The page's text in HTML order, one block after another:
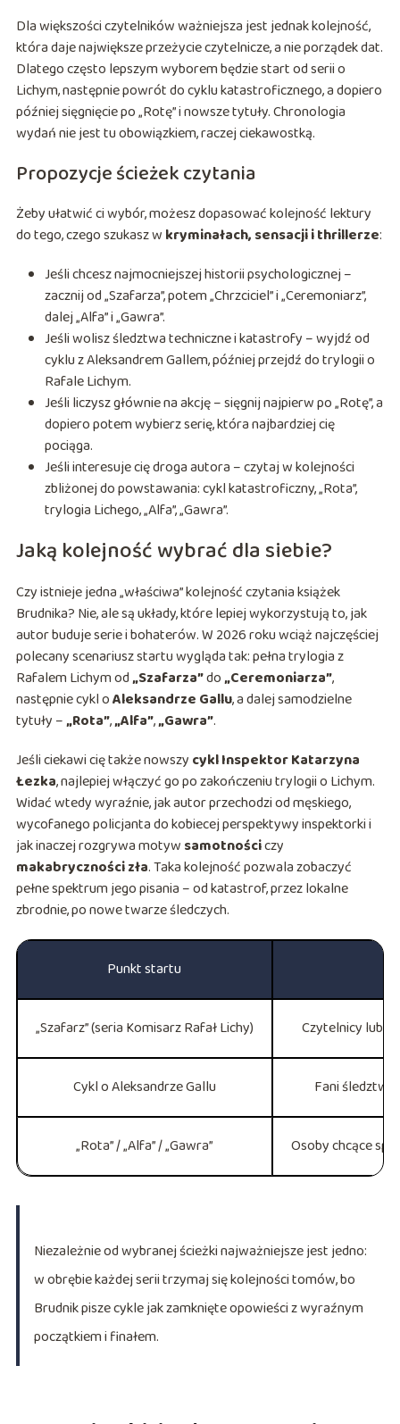
Dla większości czytelników ważniejsza jest jednak kolejność,
która daje największe przeżycie czytelnicze, a nie porządek dat.
Dlatego często lepszym wyborem będzie start od serii o
Lichym, następnie powrót do cyklu katastroficznego, a dopiero
później sięgnięcie po „Rotę” i nowsze tytuły. Chronologia
wydań nie jest tu obowiązkiem, raczej ciekawostką.
Propozycje ścieżek czytania
Żeby ułatwić ci wybór, możesz dopasować kolejność lektury
do tego, czego szukasz w kryminałach, sensacji i thrillerze:
Jeśli chcesz najmocniejszej historii psychologicznej –
zacznij od „Szafarza”, potem „Chrzciciel” i „Ceremoniarz”,
dalej „Alfa” i „Gawra”.
Jeśli wolisz śledztwa techniczne i katastrofy – wyjdź od
cyklu z Aleksandrem Gallem, później przejdź do trylogii o
Rafale Lichym.
Jeśli liczysz głównie na akcję – sięgnij najpierw po „Rotę”, a
dopiero potem wybierz serię, która najbardziej cię
pociąga.
Jeśli interesuje cię droga autora – czytaj w kolejności
zbliżonej do powstawania: cykl katastroficzny, „Rota”,
trylogia Lichego, „Alfa”, „Gawra”.
Jaką kolejność wybrać dla siebie?
Czy istnieje jedna „właściwa” kolejność czytania książek
Brudnika? Nie, ale są układy, które lepiej wykorzystują to, jak
autor buduje serie i bohaterów. W 2026 roku wciąż najczęściej
polecany scenariusz startu wygląda tak: pełna trylogia z
Rafalem Lichym od„Szafarza”do„Ceremoniarza”,
następnie cykl oAleksandrze Gallu, a dalej samodzielne
tytuły –„Rota”,„Alfa”,„Gawra”.
Jeśli ciekawi cię także nowszy cykl Inspektor Katarzyna
Łezka, najlepiej włączyć go po zakończeniu trylogii o Lichym.
Widać wtedy wyraźnie, jak autor przechodzi od męskiego,
wycofanego policjanta do kobiecej perspektywy inspektorki i
jak inaczej rozgrywa motyw samotnościczy
makabryczności zła. Taka kolejność pozwala zobaczyć
pełne spektrum jego pisania – od katastrof, przez lokalne
zbrodnie, po nowe twarze śledczych.
Punkt startu
„Szafarz” (seria Komisarz Rafał Lichy) Czytelnicy
Cykl o Aleksandrze Gallu Fani śledztw
„Rota” / „Alfa” / „Gawra” Osoby chcące
Niezależnie od wybranej ścieżki najważniejsze jest jedno:
w obrębie każdej serii trzymaj się kolejności tomów, bo
Brudnik pisze cykle jak zamknięte opowieści z wyraźnym
początkiem i finałem.